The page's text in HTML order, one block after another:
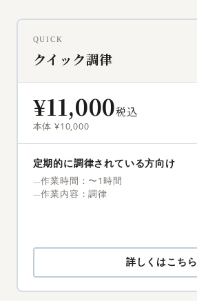
QUICK
クイック調律
¥11,000税込
本体 ¥10,000
定期的に調律されている方向け
作業時間：〜1時間
作業内容：調律
詳しくはこちら